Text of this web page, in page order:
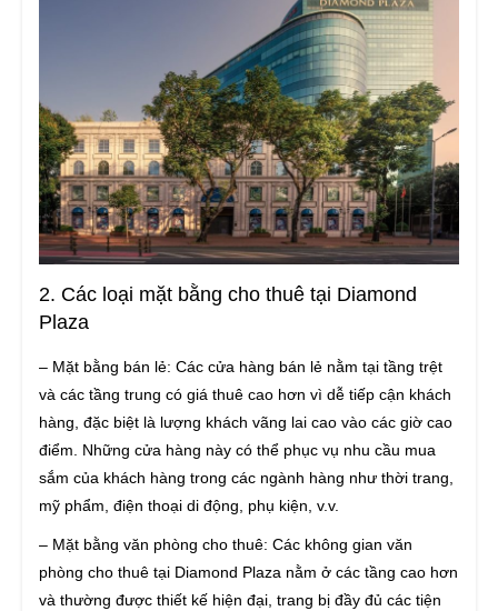
2. Các loại mặt bằng cho thuê tại Diamond
Plaza
– Mặt bằng bán lẻ: Các cửa hàng bán lẻ nằm tại tầng trệt
và các tầng trung có giá thuê cao hơn vì dễ tiếp cận khách
hàng, đặc biệt là lượng khách vãng lai cao vào các giờ cao
điểm. Những cửa hàng này có thể phục vụ nhu cầu mua
sắm của khách hàng trong các ngành hàng như thời trang,
mỹ phẩm, điện thoại di động, phụ kiện, v.v.
– Mặt bằng văn phòng cho thuê: Các không gian văn
phòng cho thuê tại Diamond Plaza nằm ở các tầng cao hơn
và thường được thiết kế hiện đại, trang bị đầy đủ các tiện